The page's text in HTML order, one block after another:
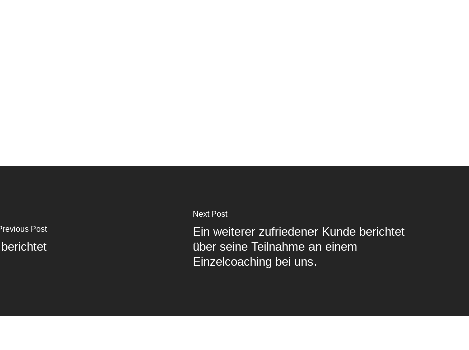
Post
Next Post
Ein weiterer zufriedener Kunde berichtet
über seine Teilnahme an einem
Einzelcoaching bei uns.